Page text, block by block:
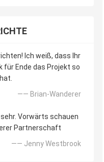
Ich weiß, dass Ihr
für Ende das Projekt so
—— Brian-Wanderer
sehr. Vorwärts schauen
Partnerschaft
—— Jenny Westbrook